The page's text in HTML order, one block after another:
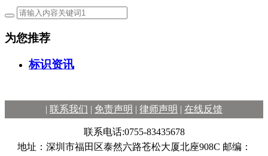
为您推荐
标识资讯
| 联系我们 | 免责声明 | 律师声明 | 在线反馈
联系电话:0755-83435678
地址：深圳市福田区泰然六路苍松大厦北座908C 邮编：